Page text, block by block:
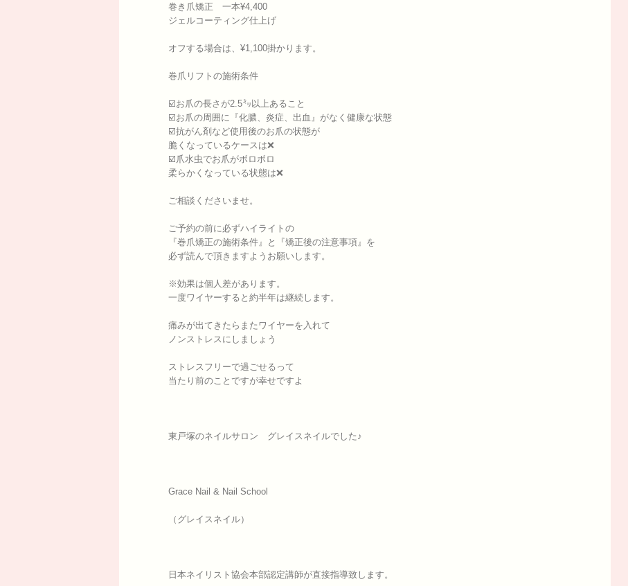
巻き爪矯正 一本¥4,400
ジェルコーティング仕上げ
オフする場合は、¥1,100掛かります。
巻爪リフトの施術条件
☑️お爪の長さが2.5㍉以上あること
☑️お爪の周囲に『化膿、炎症、出血』がなく健康な状態
☑️抗がん剤など使用後のお爪の状態が
脆くなっているケースは❌
☑️爪水虫でお爪がボロボロ
柔らかくなっている状態は❌
ご相談くださいませ。
ご予約の前に必ずハイライトの
『巻爪矯正の施術条件』と『矯正後の注意事項』を
必ず読んで頂きますようお願いします。
※効果は個人差があります。
一度ワイヤーすると約半年は継続します。
痛みが出てきたらまたワイヤーを入れて
ノンストレスにしましょう
ストレスフリーで過ごせるって
当たり前のことですが幸せですよ
東戸塚のネイルサロン グレイスネイルでした♪
Grace Nail & Nail School
（グレイスネイル）
日本ネイリスト協会本部認定講師が直接指導致します。